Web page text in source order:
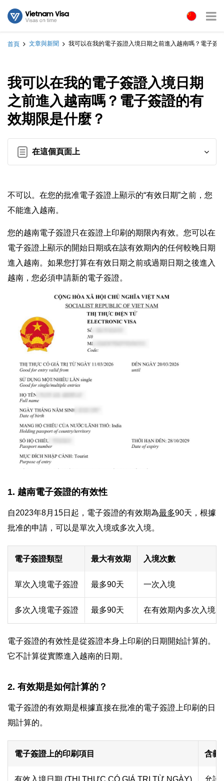
首頁 文章與新聞 我可以在我的電子簽證入境日期之前進入越南嗎？電子簽
我可以在我的電子簽證入境日期
之前進入越南嗎？電子簽證的有
效期限是什麼？
在這個頁面上
不可以。在您的批准電子簽證上顯示的“有效日期”之前，您
不能進入越南。
您的越南電子簽證只在簽證上印刷的期限內有效。您可以在
電子簽證上顯示的開始日期或在該有效期內的任何較晚日期
進入越南。如果您打算在有效日期之前或過期日期之後進入
越南，您必須申請新的電子簽證。
1. 越南電子簽證的有效性
自2023年8月15日起，電子簽證的有效期為最多90天，根據
批准的申請，可以是單次入境或多次入境。
電子簽證類型 最大有效期 入境次數
單次入境電子簽證 最多90天 一次入境
多次入境電子簽證 最多90天 在有效期內多次入境
電子簽證的有效性是從簽證本身上印刷的日期開始計算的。
它不計算從實際進入越南的日期。
2. 有效期是如何計算的？
電子簽證的有效期是根據直接在批准的電子簽證上印刷的日
期計算的。
電子簽證上的印刷項目 含義